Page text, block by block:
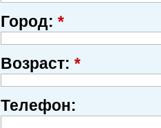
Город: *
Возраст: *
Телефон: